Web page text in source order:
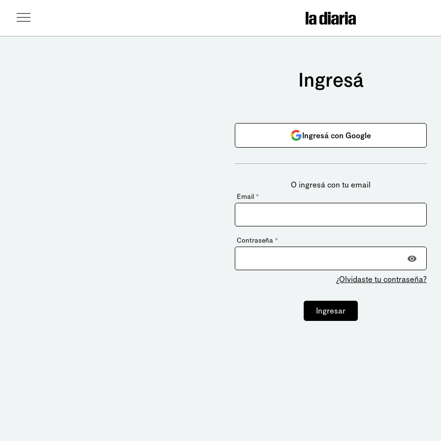
Ingresá
Ingresá con Google
O ingresá con tu email
Email *
Contraseña *
¿Olvidaste tu contraseña?
Ingresar